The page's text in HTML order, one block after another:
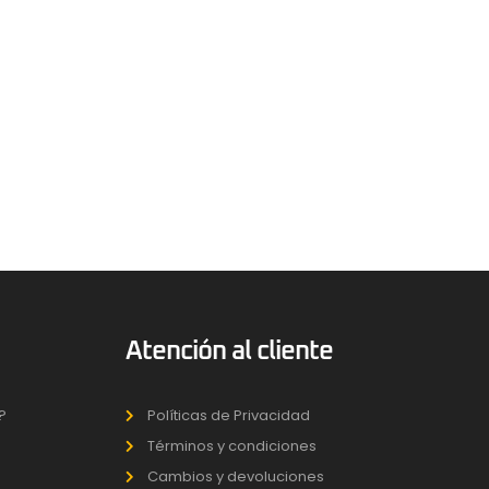
Atención al cliente
Políticas de Privacidad
Términos y condiciones
Cambios y devoluciones